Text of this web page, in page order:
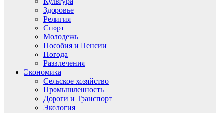
Здоровье
Религия
Спорт
Молодежь
Пособия и Пенсии
Погода
Развлечения
Экономика
Сельское хозяйство
Промышленность
Дороги и Транспорт
Экология